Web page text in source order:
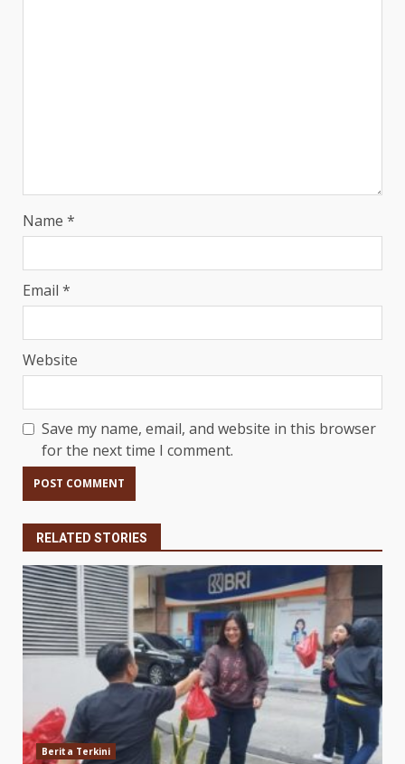
Name *
Email *
Website
Save my name, email, and website in this browser
for the next time I comment.
RELATED STORIES
Berita Terkini